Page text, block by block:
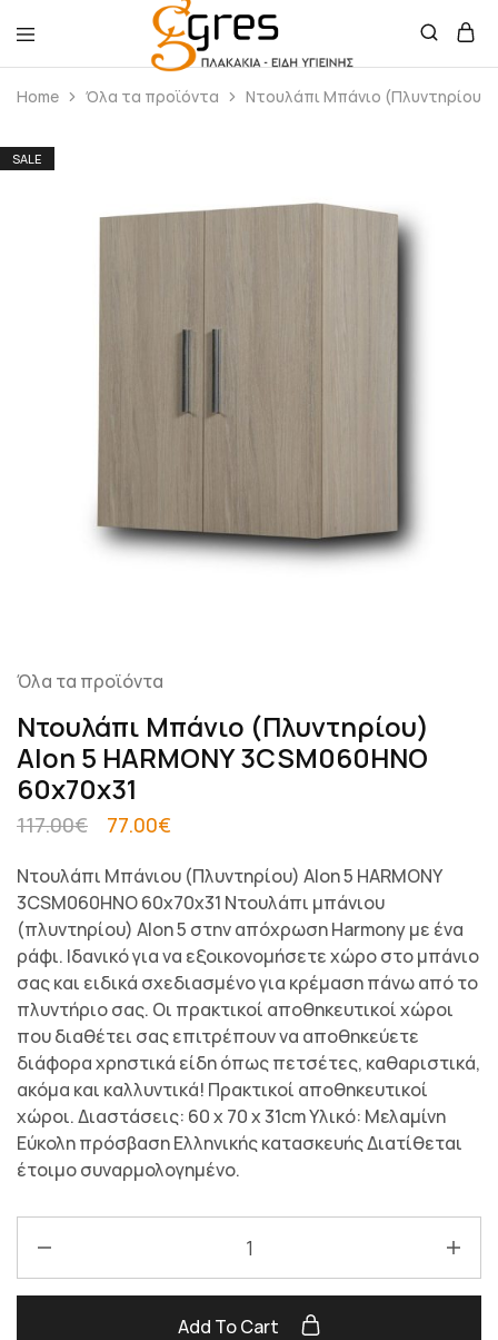
–
Home Όλα τα προϊόντα Ντουλάπι Μπάνιο (Πλυντηρίου)
SALE
Όλα τα προϊόντα
Ντουλάπι Μπάνιο (Πλυντηρίου)
Alon 5 HARMONY 3CSM060HNO
60x70x31
117.00€ 77.00€
Ντουλάπι Μπάνιου (Πλυντηρίου) Alon 5 HARMONY
3CSM060HNO 60x70x31 Ντουλάπι μπάνιου
(πλυντηρίου) Alon 5 στην απόχρωση Harmony με ένα
ράφι. Ιδανικό για να εξοικονομήσετε χώρο στο μπάνιο
σας και ειδικά σχεδιασμένο για κρέμαση πάνω από το
πλυντήριο σας. Οι πρακτικοί αποθηκευτικοί χώροι
που διαθέτει σας επιτρέπουν να αποθηκεύετε
διάφορα χρηστικά είδη όπως πετσέτες, καθαριστικά,
ακόμα και καλλυντικά! Πρακτικοί αποθηκευτικοί
χώροι. Διαστάσεις: 60 x 70 x 31cm Υλικό: Μελαμίνη
Εύκολη πρόσβαση Ελληνικής κατασκευής Διατίθεται
έτοιμο συναρμολογημένο.
Add To Cart